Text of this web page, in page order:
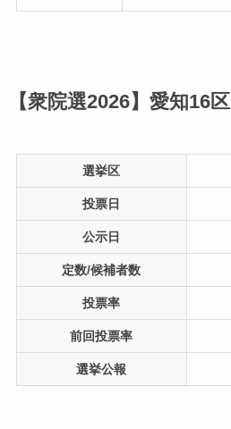
【衆院選2026】愛知16区
選挙区
投票日
公示日
定数/候補者数
投票率
前回投票率
選挙公報